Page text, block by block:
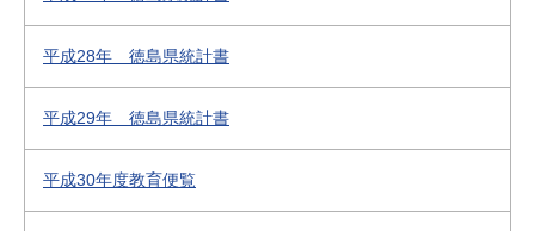
平成28年 徳島県統計書
平成29年 徳島県統計書
平成30年度教育便覧